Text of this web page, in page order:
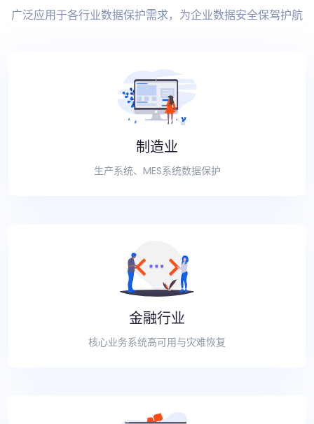
广泛应用于各行业数据保护需求，为企业数据安全保驾护航
制造业
生产系统、MES系统数据保护
金融行业
核心业务系统高可用与灾难恢复